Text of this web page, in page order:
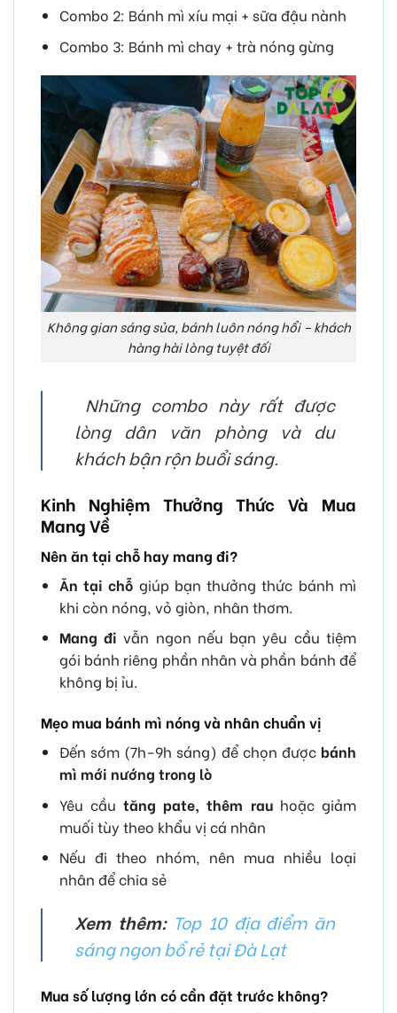
Combo 2: Bánh mì xíu mại + sữa đậu nành
Combo 3: Bánh mì chay + trà nóng gừng
Không gian sáng sủa, bánh luôn nóng hổi – khách
hàng hài lòng tuyệt đối
Những combo này rất được
lòng dân văn phòng và du
khách bận rộn buổi sáng.
Kinh Nghiệm Thưởng Thức Và Mua
Mang Về
Nên ăn tại chỗ hay mang đi?
Ăn tại chỗ giúp bạn thưởng thức bánh mì
khi còn nóng, vỏ giòn, nhân thơm.
Mang đi vẫn ngon nếu bạn yêu cầu tiệm
gói bánh riêng phần nhân và phần bánh để
không bị ỉu.
Mẹo mua bánh mì nóng và nhân chuẩn vị
Đến sớm (7h–9h sáng) để chọn được bánh
mì mới nướng trong lò
Yêu cầutăng pate, thêm rauhoặc giảm
muối tùy theo khẩu vị cá nhân
Nếu đi theo nhóm, nên mua nhiều loại
nhân để chia sẻ
Xem thêm: Top 10 địa điểm ăn
sáng ngon bổ rẻ tại Đà Lạt
Mua số lượng lớn có cần đặt trước không?